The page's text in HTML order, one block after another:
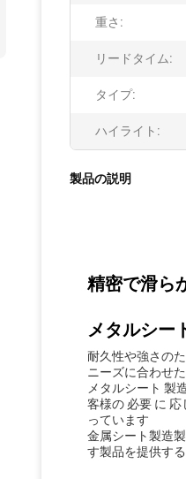
重さ:
リードタイム:
タイプ:
ハイライト:
製品の説明
精密で滑ら
メタルシー
耐久性や強さの
ニーズに合わせ
メタルシート 製
客様の 必要 に
っています
金属シート製造
す製品を提供す